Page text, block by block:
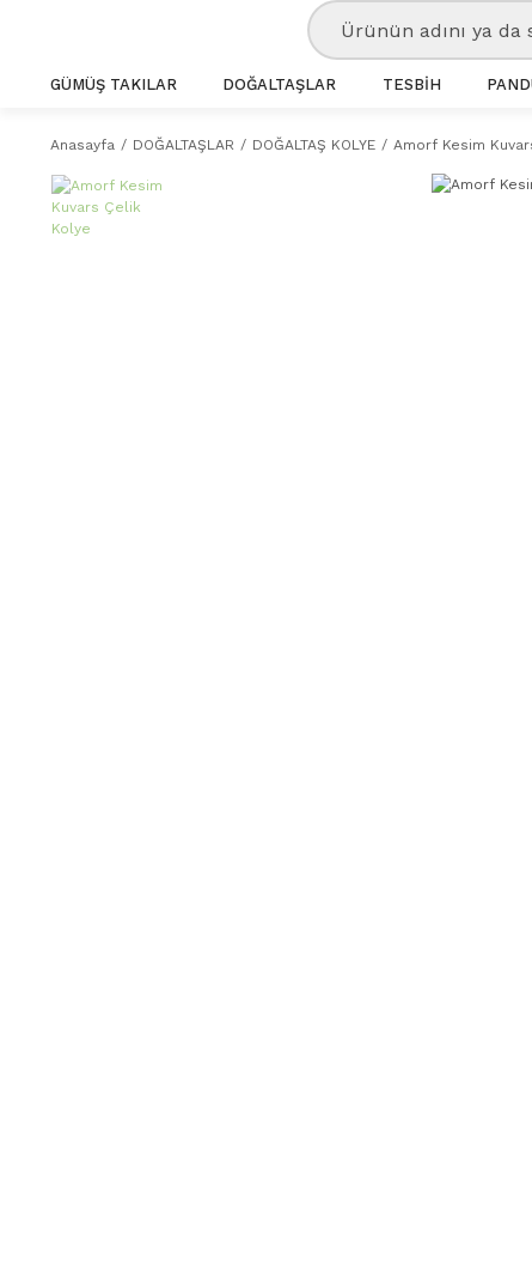
GÜMÜŞ TAKILAR DOĞALTAŞLAR TESBİH
Anasayfa DOĞALTAŞLAR DOĞALTAŞ KOLYE Amorf Kesim